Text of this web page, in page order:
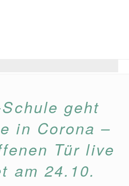
geht
in Corona –
Tür live
am 24.10.